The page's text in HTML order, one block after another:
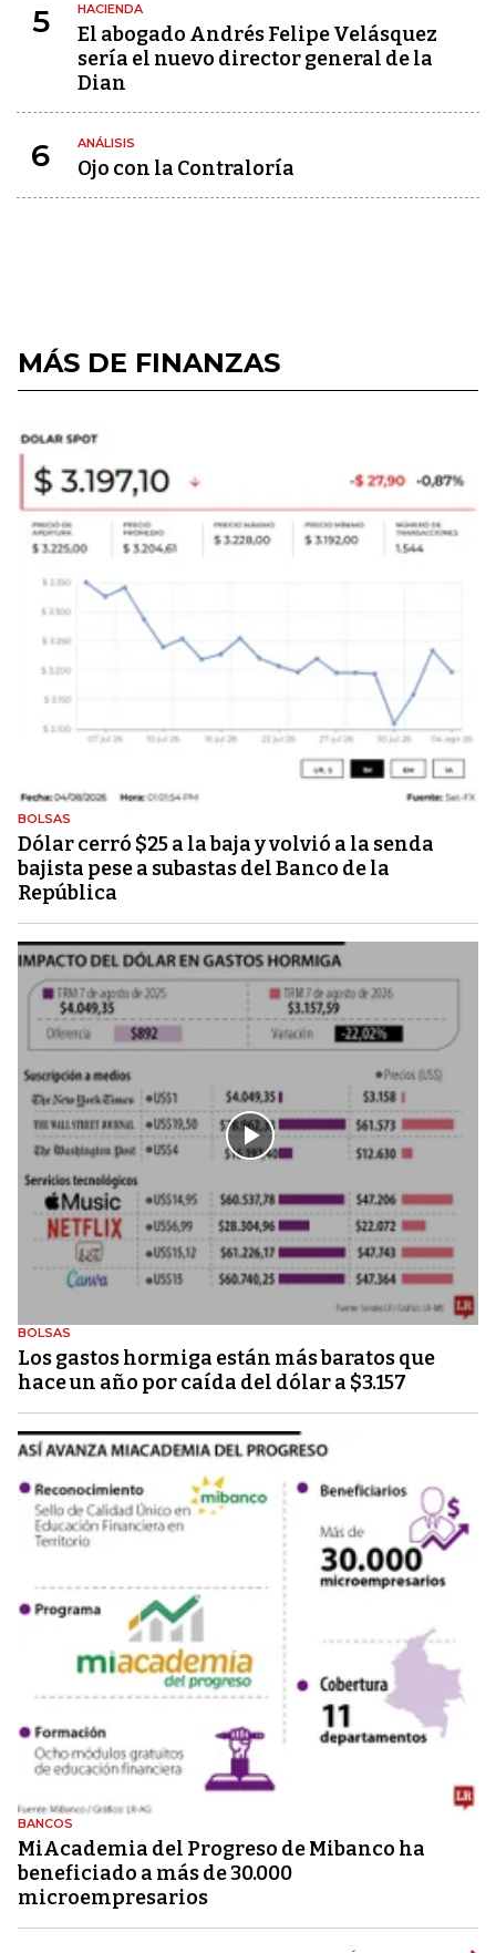
5 HACIENDA
El abogado Andrés Felipe Velásquez
sería el nuevo director general de la
Dian
6 ANÁLISIS
Ojo con la Contraloría
MÁS DE FINANZAS
BOLSAS
Dólar cerró $25 a la baja y volvió a la senda
bajista pese a subastas del Banco de la
República
BOLSAS
Los gastos hormiga están más baratos que
hace un año por caída del dólar a $3.157
BANCOS
MiAcademia del Progreso de Mibanco ha
beneficiado a más de 30.000
microempresarios